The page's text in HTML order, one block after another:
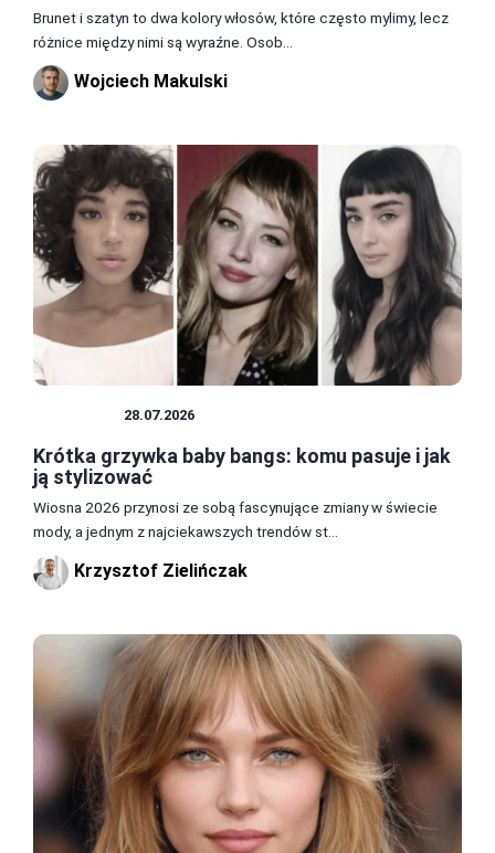
Brunet i szatyn to dwa kolory włosów, które często mylimy, lecz
różnice między nimi są wyraźne. Osob...
Wojciech Makulski
28.07.2026
Krótka grzywka baby bangs: komu pasuje i jak
ją stylizować
Wiosna 2026 przynosi ze sobą fascynujące zmiany w świecie
mody, a jednym z najciekawszych trendów st...
Krzysztof Zielińczak